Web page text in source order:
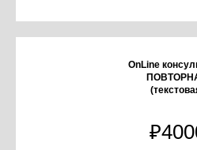
OnLine
₽